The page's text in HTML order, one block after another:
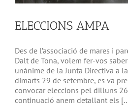
ELECCIONS AMPA
Des de l’associació de mares i
Dalt de Tona, volem fer-vos
unànime de la Junta Directiva a
dimarts 29 de setembre, es va
convocar eleccions pel dilluns 26
continuació anem detallant els